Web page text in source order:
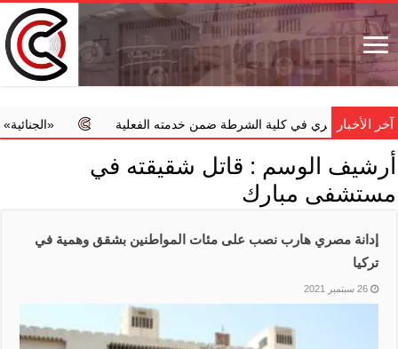
آخر الأخبار
عسكري في كلية الشرطة ضمن خدمته الفعلية ‏«الجنائية» تضبط
أرشيف الوسم : قاتل شقيقته في
مستشفى مبارك
إدانة مصري هارب نصب على مئات المواطنين بشقق وهمية في
تركيا
26 سبتمبر 2021